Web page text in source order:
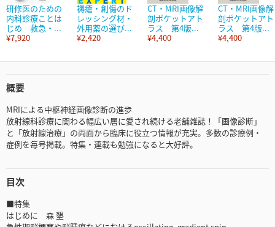
研修医のための
内科診療ことは
じめ 救急・...
¥7,920
褥瘡・創傷のド
レッシング材・
外用薬の選び...
¥2,420
CT・MRI画像解
剖ポケットアト
ラス 第4版...
¥4,400
CT・MRI画像解
剖ポケットアト
ラス 第4版...
¥4,400
概要
MRIによる中枢神経画像診断の進歩
放射線科診療に関わる幅広い層に愛され続ける老舗雑誌！「画像診断」
と「放射線治療」の両面から臨床に役立つ情報が充実。多数の診療例・
症例を毎号掲載。特集・連載も勉強になると大好評。
目次
■特集
はじめに 森 墾